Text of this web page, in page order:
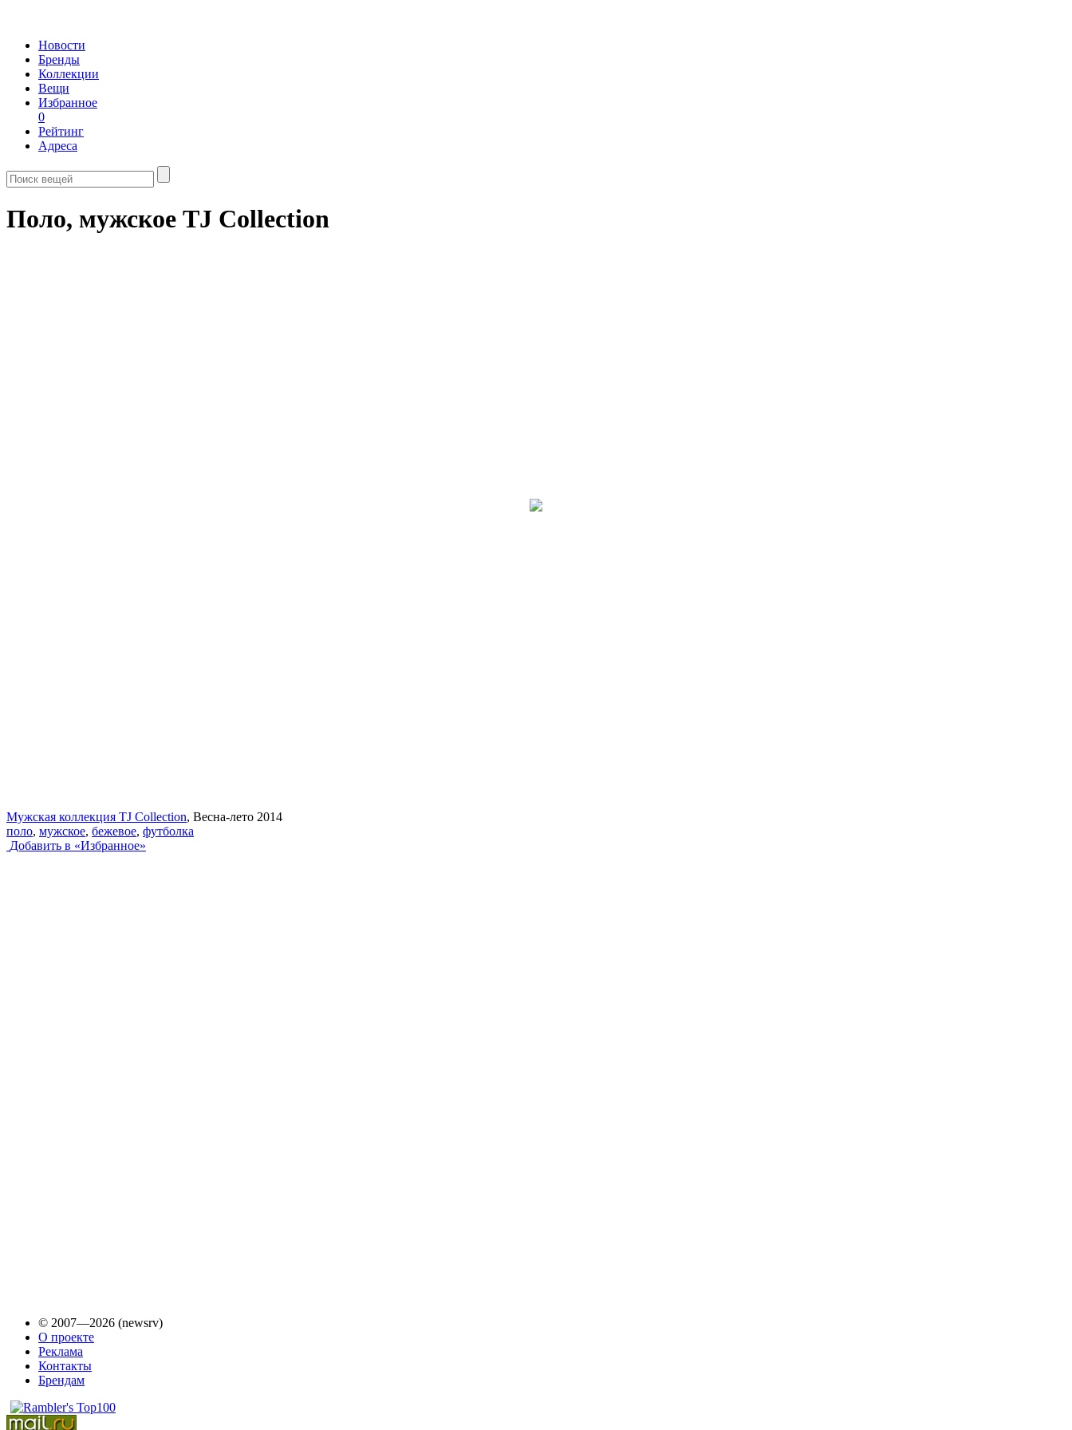
Новости
Бренды
Коллекции
Вещи
Избранное
0
Рейтинг
Адреса
Поло, мужское TJ Collection
Мужская коллекция TJ Collection, Весна-лето 2014
поло, мужское, бежевое, футболка
Добавить в «Избранное»
© 2007—2026 (newsrv)
О проекте
Реклама
Контакты
Брендам